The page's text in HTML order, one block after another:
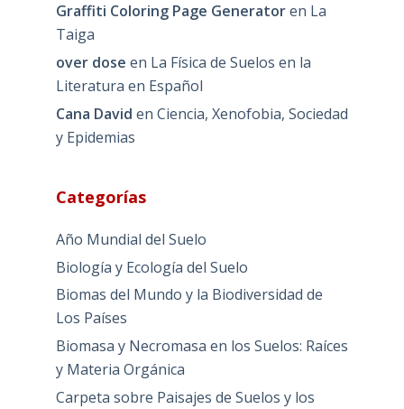
Graffiti Coloring Page Generatoren La
Taiga
over dose en La Física de Suelos en la
Literatura en Español
Cana David en Ciencia, Xenofobia, Sociedad
y Epidemias
Categorías
Año Mundial del Suelo
Biología y Ecología del Suelo
Biomas del Mundo y la Biodiversidad de
Los Países
Biomasa y Necromasa en los Suelos: Raíces
y Materia Orgánica
Carpeta sobre Paisajes de Suelos y los